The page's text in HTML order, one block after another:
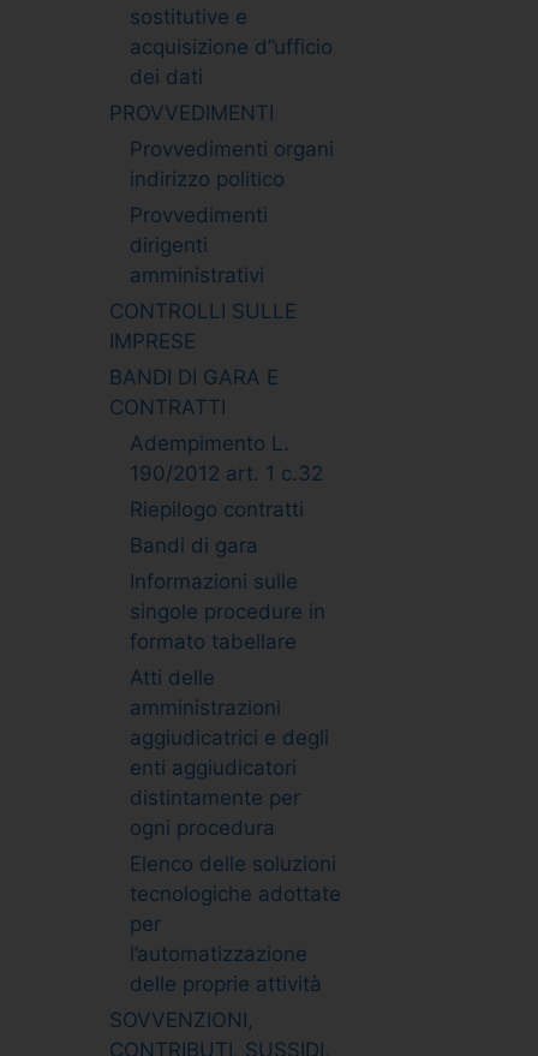
sostitutive e
acquisizione d”ufficio
dei dati
PROVVEDIMENTI
Provvedimenti organi
indirizzo politico
Provvedimenti
dirigenti
amministrativi
CONTROLLI SULLE
IMPRESE
BANDI DI GARA E
CONTRATTI
Adempimento L.
190/2012 art. 1 c.32
Riepilogo contratti
Bandi di gara
Informazioni sulle
singole procedure in
formato tabellare
Atti delle
amministrazioni
aggiudicatrici e degli
enti aggiudicatori
distintamente per
ogni procedura
Elenco delle soluzioni
tecnologiche adottate
per
l’automatizzazione
delle proprie attività
SOVVENZIONI,
CONTRIBUTI, SUSSIDI,